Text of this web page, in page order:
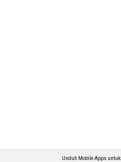
Unduh Mobile Apps